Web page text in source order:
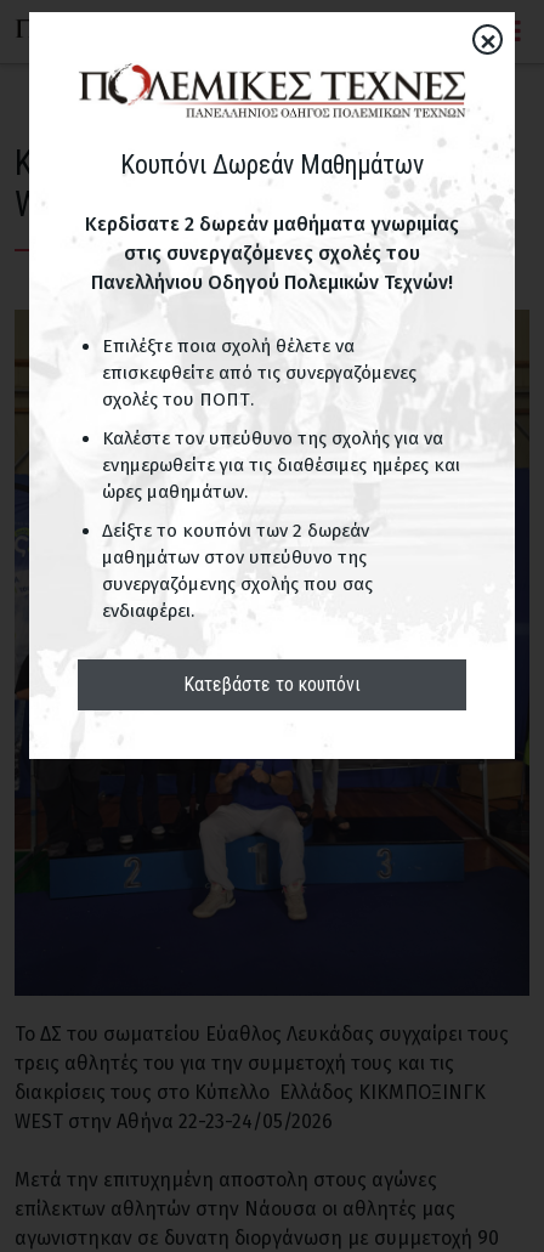
Κύπελλο Ελλάδος Κικ Μπόξινγκ
West στην Αθήνα
Το ΔΣ του σωματείου Εύαθλος Λευκάδας συγχαίρει τους
τρεις αθλητές του για την συμμετοχή τους και τις
διακρίσεις τους στο Κύπελλο Ελλάδος ΚΙΚΜΠΟΞΙΝΓΚ
WEST στην Αθήνα 22-23-24/05/2026
Μετά την επιτυχημένη αποστολη στους αγώνες
επίλεκτων αθλητών στην Νάουσα οι αθλητές μας
αγωνιστηκαν σε δυνατη διοργάνωση με συμμετοχή 90
×
Κουπόνι Δωρεάν Μαθημάτων
Κερδίσατε 2 δωρεάν μαθήματα γνωριμίας
στις συνεργαζόμενες σχολές του
Πανελλήνιου Οδηγού Πολεμικών Τεχνών!
Επιλέξτε ποια σχολή θέλετε να
επισκεφθείτε από τις συνεργαζόμενες
σχολές του ΠΟΠΤ.
Καλέστε τον υπεύθυνο της σχολής για να
ενημερωθείτε για τις διαθέσιμες ημέρες και
ώρες μαθημάτων.
Δείξτε το κουπόνι των 2 δωρεάν
μαθημάτων στον υπεύθυνο της
συνεργαζόμενης σχολής που σας
ενδιαφέρει.
Κατεβάστε το κουπόνι